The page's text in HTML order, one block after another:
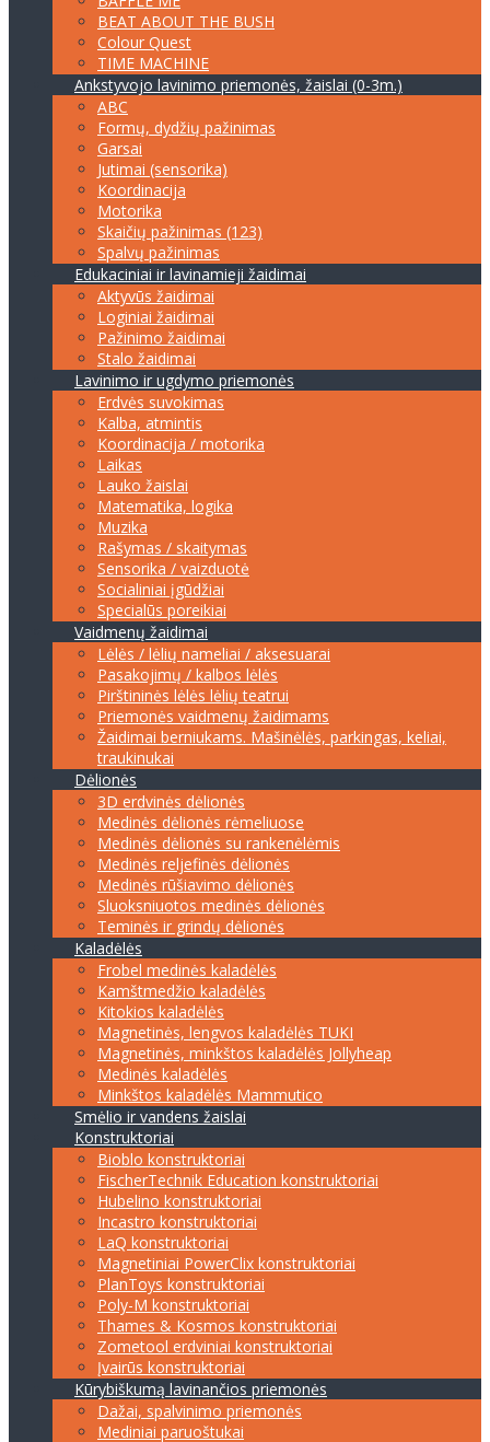
BEAT ABOUT THE BUSH
Colour Quest
TIME MACHINE
Ankstyvojo lavinimo priemonės, žaislai (0-3m.)
ABC
Formų, dydžių pažinimas
Garsai
Jutimai (sensorika)
Koordinacija
Motorika
Skaičių pažinimas (123)
Spalvų pažinimas
Edukaciniai ir lavinamieji žaidimai
Aktyvūs žaidimai
Loginiai žaidimai
Pažinimo žaidimai
Stalo žaidimai
Lavinimo ir ugdymo priemonės
Erdvės suvokimas
Kalba, atmintis
Koordinacija / motorika
Laikas
Lauko žaislai
Matematika, logika
Muzika
Rašymas / skaitymas
Sensorika / vaizduotė
Socialiniai įgūdžiai
Specialūs poreikiai
Vaidmenų žaidimai
Lėlės / lėlių nameliai / aksesuarai
Pasakojimų / kalbos lėlės
Pirštininės lėlės lėlių teatrui
Priemonės vaidmenų žaidimams
Žaidimai berniukams. Mašinėlės, parkingas, keliai,
traukinukai
Dėlionės
3D erdvinės dėlionės
Medinės dėlionės rėmeliuose
Medinės dėlionės su rankenėlėmis
Medinės reljefinės dėlionės
Medinės rūšiavimo dėlionės
Sluoksniuotos medinės dėlionės
Teminės ir grindų dėlionės
Kaladėlės
Frobel medinės kaladėlės
Kamštmedžio kaladėlės
Kitokios kaladėlės
Magnetinės, lengvos kaladėlės TUKI
Magnetinės, minkštos kaladėlės Jollyheap
Medinės kaladėlės
Minkštos kaladėlės Mammutico
Smėlio ir vandens žaislai
Konstruktoriai
Bioblo konstruktoriai
FischerTechnik Education konstruktoriai
Hubelino konstruktoriai
Incastro konstruktoriai
LaQ konstruktoriai
Magnetiniai PowerClix konstruktoriai
PlanToys konstruktoriai
Poly-M konstruktoriai
Thames & Kosmos konstruktoriai
Zometool erdviniai konstruktoriai
Įvairūs konstruktoriai
Kūrybiškumą lavinančios priemonės
Dažai, spalvinimo priemonės
Mediniai paruoštukai